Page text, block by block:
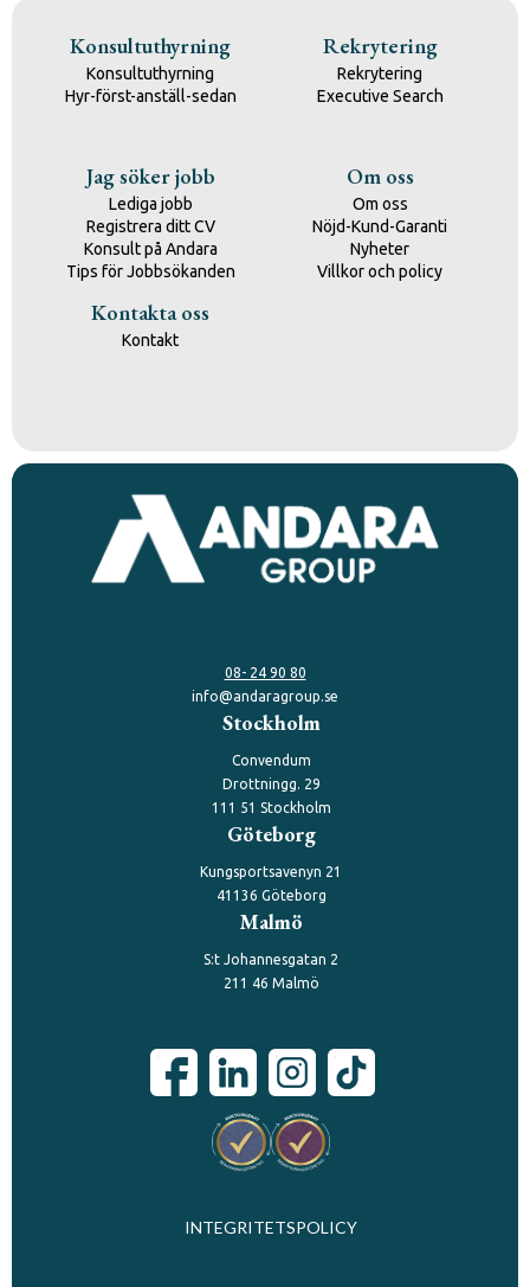
Konsultuthyrning
Konsultuthyrning
Hyr-först-anställ-sedan
Rekrytering
Rekrytering
Executive Search
Jag söker jobb
Lediga jobb
Registrera ditt CV
Konsult på Andara
Tips för Jobbsökanden
Om oss
Om oss
Nöjd-Kund-Garanti
Nyheter
Villkor och policy
Kontakta oss
Kontakt
08- 24 90 80
info@andaragroup.se
Stockholm
Convendum
Drottningg. 29
111 51 Stockholm
Göteborg
Kungsportsavenyn 21
41136 Göteborg
Malmö
S:t Johannesgatan 2
211 46 Malmö
INTEGRITETSPOLICY